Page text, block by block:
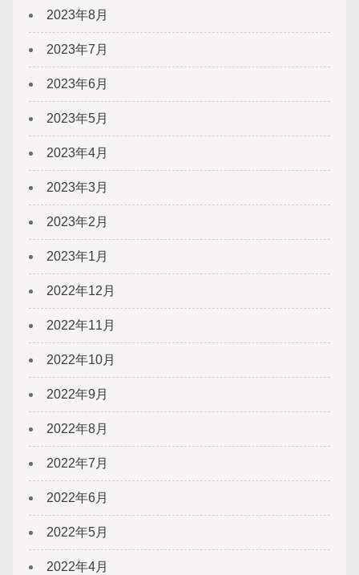
2023年8月
2023年7月
2023年6月
2023年5月
2023年4月
2023年3月
2023年2月
2023年1月
2022年12月
2022年11月
2022年10月
2022年9月
2022年8月
2022年7月
2022年6月
2022年5月
2022年4月